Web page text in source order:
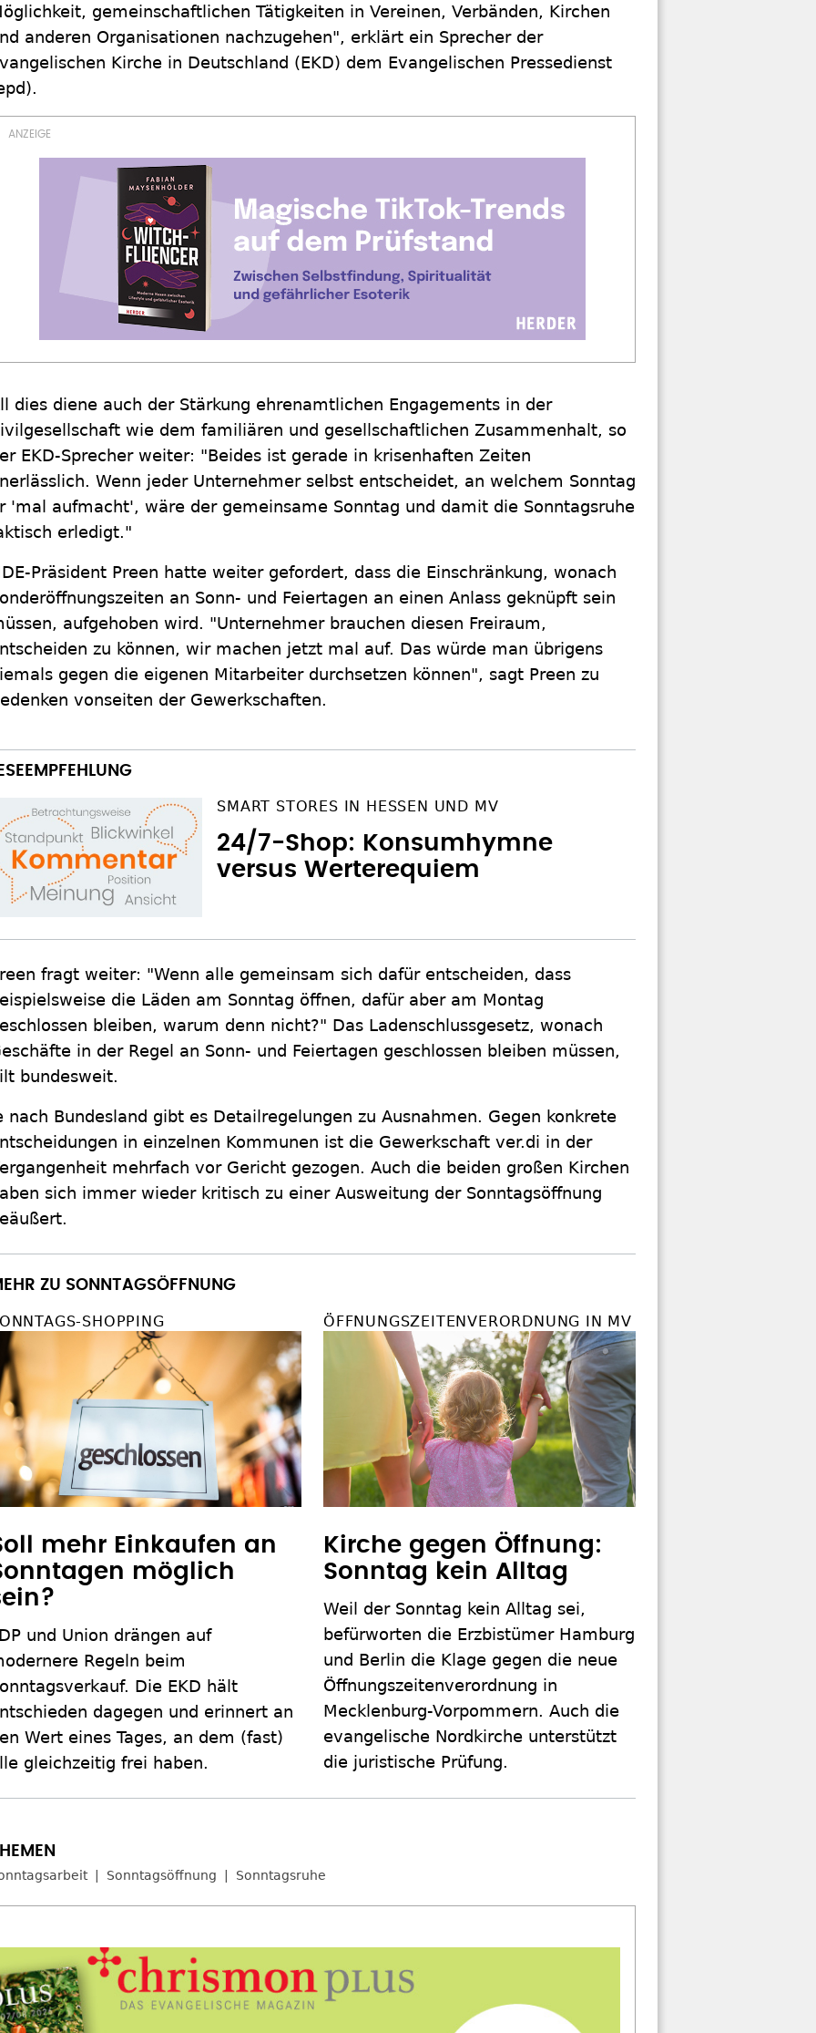
gemeinschaftlichen Tätigkeiten in Vereinen, Verbänden, Kirchen
anderen Organisationen nachzugehen", erklärt ein Sprecher der
Kirche in Deutschland (EKD) dem Evangelischen Pressedienst
dies diene auch der Stärkung ehrenamtlichen Engagements in der
wie dem familiären und gesellschaftlichen Zusammenhalt, so
EKD-Sprecher weiter: "Beides ist gerade in krisenhaften Zeiten
Wenn jeder Unternehmer selbst entscheidet, an welchem Sonntag
'mal aufmacht', wäre der gemeinsame Sonntag und damit die Sonntagsruhe
erledigt."
Präsident Preen hatte weiter gefordert, dass die Einschränkung, wonach
an Sonn- und Feiertagen an einen Anlass geknüpft sein
aufgehoben wird. "Unternehmer brauchen diesen Freiraum,
zu können, wir machen jetzt mal auf. Das würde man übrigens
gegen die eigenen Mitarbeiter durchsetzen können", sagt Preen zu
vonseiten der Gewerkschaften.
SMART STORES IN HESSEN UND MV
24/7-Shop: Konsumhymne
versus Werterequiem
fragt weiter: "Wenn alle gemeinsam sich dafür entscheiden, dass
die Läden am Sonntag öffnen, dafür aber am Montag
bleiben, warum denn nicht?" Das Ladenschlussgesetz, wonach
in der Regel an Sonn- und Feiertagen geschlossen bleiben müssen,
bundesweit.
nach Bundesland gibt es Detailregelungen zu Ausnahmen. Gegen konkrete
in einzelnen Kommunen ist die Gewerkschaft ver.di in der
mehrfach vor Gericht gezogen. Auch die beiden großen Kirchen
sich immer wieder kritisch zu einer Ausweitung der Sonntagsöffnung
ZU SONNTAGSÖFFNUNG
SHOPPING
mehr Einkaufen an
möglich
und Union drängen auf
Regeln beim
Die EKD hält
dagegen und erinnert an
Wert eines Tages, an dem (fast)
gleichzeitig frei haben.
ÖFFNUNGSZEITENVERORDNUNG IN MV
Kirche gegen Öffnung:
Sonntag kein Alltag
Weil der Sonntag kein Alltag sei,
befürworten die Erzbistümer Hamburg
und Berlin die Klage gegen die neue
Öffnungszeitenverordnung in
Mecklenburg-Vorpommern. Auch die
evangelische Nordkirche unterstützt
die juristische Prüfung.
Sonntagsöffnung Sonntagsruhe